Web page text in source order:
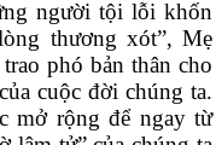
người tội lỗi khốn
thương xót”, Mẹ
phó bản thân cho
cuộc đời chúng ta.
mở rộng để ngay từ